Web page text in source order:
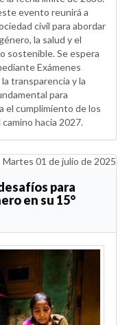
evento reunirá a
civil para abordar
la salud y el
sostenible. Se espera
Exámenes
transparencia y la
para
el cumplimiento de los
hacia 2027.
Martes 01 de julio de 2025
para
en su 15°